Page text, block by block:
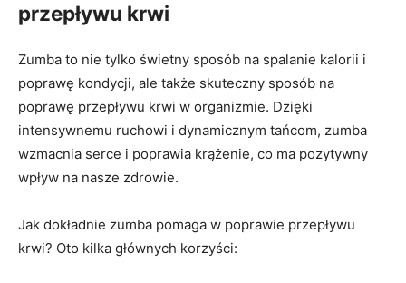
przepływu krwi
Zumba to nie tylko świetny sposób na spalanie kalorii i
poprawę kondycji, ale także skuteczny sposób na
poprawę przepływu krwi w organizmie. Dzięki
intensywnemu ruchowi i dynamicznym tańcom, zumba
wzmacnia serce i poprawia krążenie, co ma pozytywny
wpływ na nasze zdrowie.
Jak dokładnie zumba pomaga w poprawie przepływu
krwi? Oto kilka głównych korzyści: